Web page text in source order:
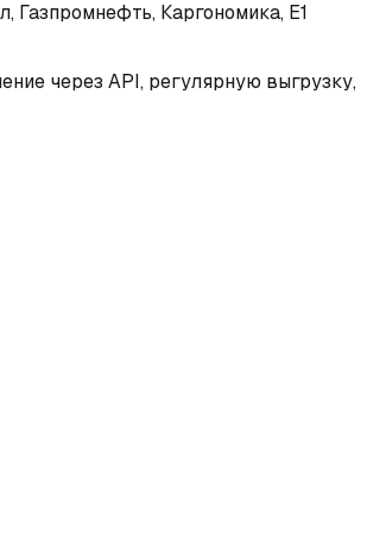
Каргономика, E1
через API, регулярную выгрузку,